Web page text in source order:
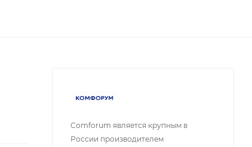
Comforum является крупным в
России производителем